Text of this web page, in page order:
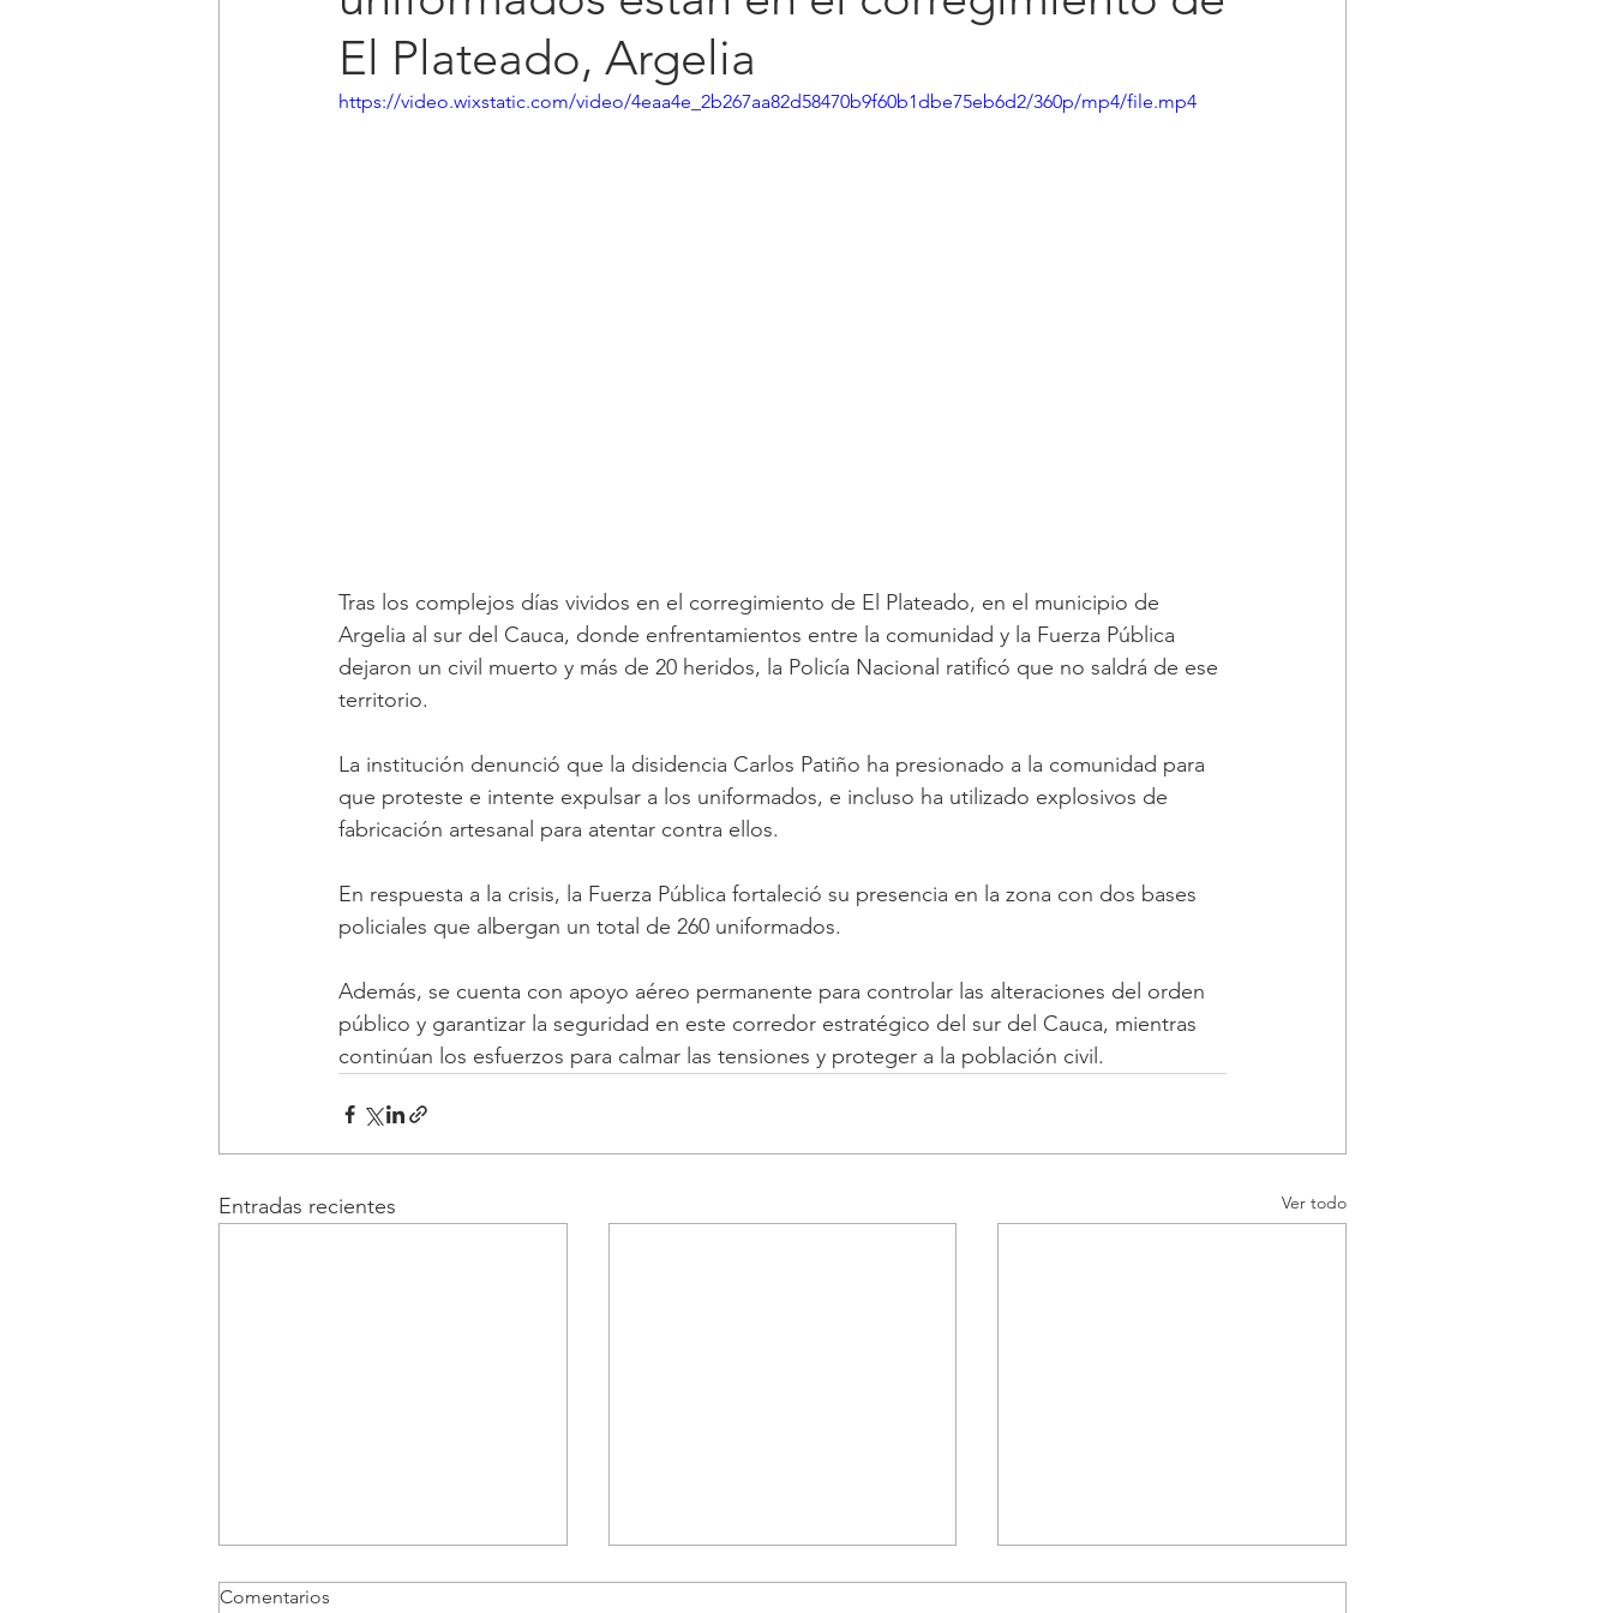
El Plateado, Argelia
https://video.wixstatic.com/video/4eaa4e_2b267aa82d58470b9f60b1dbe75eb6d2/360p/mp4/file.mp4
Tras los complejos días vividos en el corregimiento de El Plateado, en el municipio de
Argelia al sur del Cauca, donde enfrentamientos entre la comunidad y la Fuerza Pública
dejaron un civil muerto y más de 20 heridos, la Policía Nacional ratificó que no saldrá de ese
territorio.
La institución denunció que la disidencia Carlos Patiño ha presionado a la comunidad para
que proteste e intente expulsar a los uniformados, e incluso ha utilizado explosivos de
fabricación artesanal para atentar contra ellos.
En respuesta a la crisis, la Fuerza Pública fortaleció su presencia en la zona con dos bases
policiales que albergan un total de 260 uniformados.
Además, se cuenta con apoyo aéreo permanente para controlar las alteraciones del orden
público y garantizar la seguridad en este corredor estratégico del sur del Cauca, mientras
continúan los esfuerzos para calmar las tensiones y proteger a la población civil.
Entradas recientes Ver todo
Comentarios